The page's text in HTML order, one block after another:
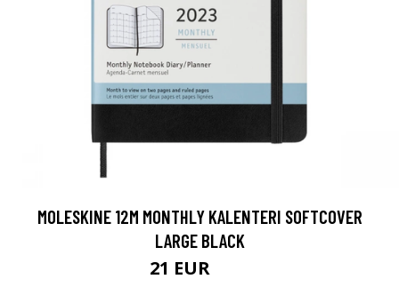
MOLESKINE 12M MONTHLY KALENTERI SOFTCOVER
LARGE BLACK
21 EUR